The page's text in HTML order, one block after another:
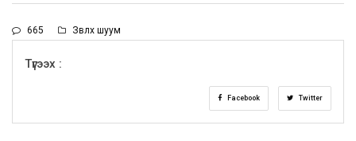
665 Зөвлөх шуум
Түгээх :
Facebook Twitter